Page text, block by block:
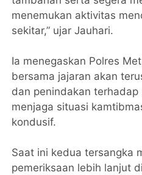
menemukan aktivitas
sekitar,” ujar Jauhari.
Ia menegaskan Polres
bersama jajaran akan
dan penindakan
menjaga situasi
kondusif.
Saat ini kedua tersangka
pemeriksaan lebih lanjut